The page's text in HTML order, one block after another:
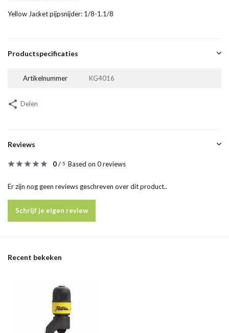
Yellow Jacket pijpsnijder: 1/8-1.1/8
Productspecificaties
Artikelnummer KG4016
Delen
Reviews
0/ 5 Based on 0 reviews
Er zijn nog geen reviews geschreven over dit product..
Schrijf je eigen review
Recent bekeken